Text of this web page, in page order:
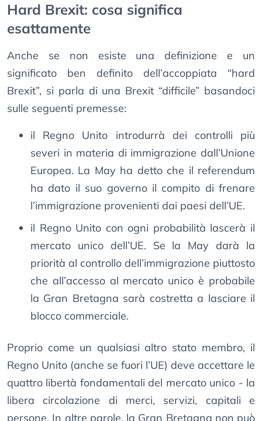
Hard Brexit: cosa significa
esattamente
Anche se non esiste una definizione e un
significato ben definito dell’accoppiata “hard
Brexit”, si parla di una Brexit “difficile” basandoci
sulle seguenti premesse:
il Regno Unito introdurrà dei controlli più
severi in materia di immigrazione dall’Unione
Europea. La May ha detto che il referendum
ha dato il suo governo il compito di frenare
l’immigrazione provenienti dai paesi dell’UE.
il Regno Unito con ogni probabilità lascerà il
mercato unico dell’UE. Se la May darà la
priorità al controllo dell’immigrazione piuttosto
che all’accesso al mercato unico è probabile
la Gran Bretagna sarà costretta a lasciare il
blocco commerciale.
Proprio come un qualsiasi altro stato membro, il
Regno Unito (anche se fuori l’UE) deve accettare le
quattro libertà fondamentali del mercato unico - la
libera circolazione di merci, servizi, capitali e
persone. In altre parole, la Gran Bretagna non può